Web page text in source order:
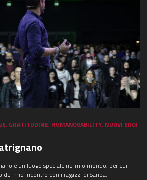
, GRATITUDINE, HUMANOVABILITY, NUOVI EROI
è un luogo speciale nel mio mondo, per cui
del mio incontro con i ragazzi di Sanpa.